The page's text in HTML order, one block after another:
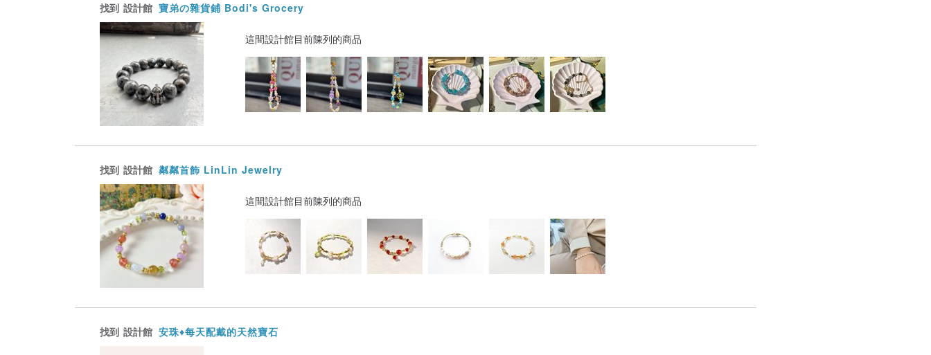
找到 設計館 寶弟の雜貨鋪 Bodi's Grocery
這間設計館目前陳列的商品
找到 設計館 粼粼首飾 LinLin Jewelry
這間設計館目前陳列的商品
找到 設計館 安珠♦️每天配戴的天然寶石